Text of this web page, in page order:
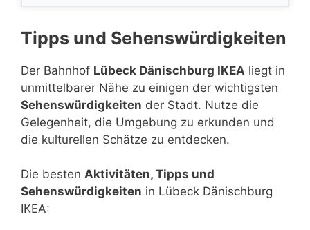
Tipps und Sehenswürdigkeiten
Der Bahnhof Lübeck Dänischburg IKEA liegt in
unmittelbarer Nähe zu einigen der wichtigsten
Sehenswürdigkeiten der Stadt. Nutze die
Gelegenheit, die Umgebung zu erkunden und
die kulturellen Schätze zu entdecken.
Die besten Aktivitäten, Tipps und
Sehenswürdigkeiten in Lübeck Dänischburg
IKEA: